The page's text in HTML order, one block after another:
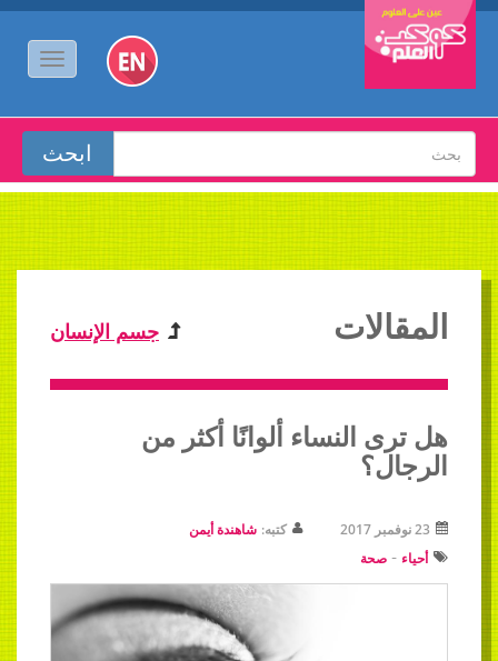
جسم الإنسان المقالات
هل ترى النساء ألوانًا أكثر من
الرجال؟
23 نوفمبر 2017 كتبه: شاهندة أيمن
أحياء - صحة